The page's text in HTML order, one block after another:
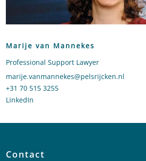
Marije van Mannekes
Professional Support Lawyer
Stuur een e-mail naar Marije van Mannekes
marije.vanmannekes@pelsrijcken.nl
Bel naar Marije van Mannekes
+31 70 515 3255
LinkedIn
Contact